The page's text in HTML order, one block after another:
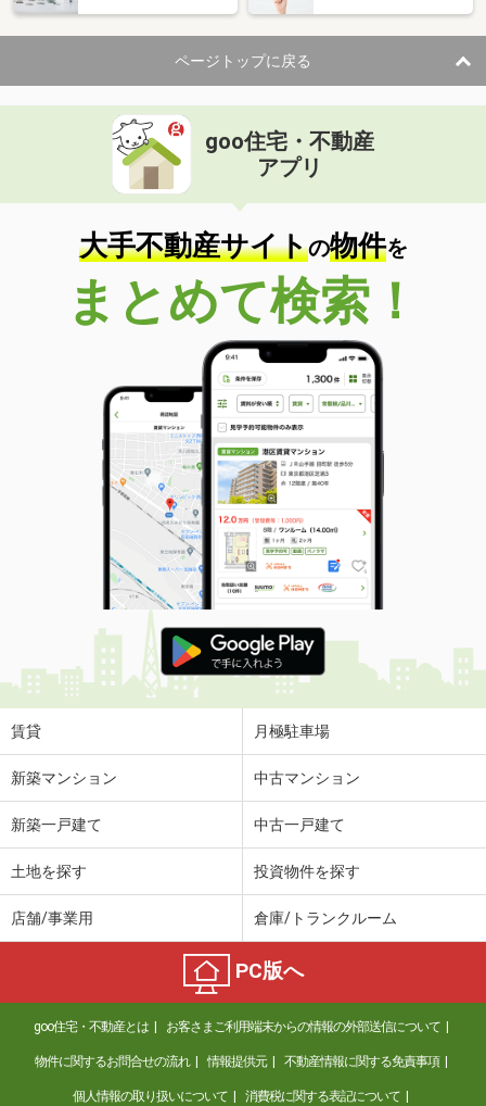
住 所
滋賀県甲賀市甲賀町大原中
専有面積 50.14m²
間取り
1LDK
滋賀県大津市下阪本３
価 格
住 所
滋賀県大津市下阪本３
専有面積 67.23m²
間取り
2LDK
滋賀県甲賀市水口町八光
価 格
6.70万円
滋賀県甲賀市水口町八光
23.18m²
間取り
1K
滋賀県犬上郡豊郷町大字四十九院
価 格
4万円
住 所
滋賀県犬上郡豊郷町大字四十九院
専有面積 23.18m²
間取り
1K
滋賀県大津市別保１丁目
価 格
6万円
住 所
滋賀県大津市別保１丁目
専有面積
滋賀県大津市皇子が丘２丁目
4.40万円
滋賀県大津市仰木の里東１丁目
6.40万円
住 所
滋賀県大津市仰木の里東１丁目
専有面積 52.27m²
間取り
2LDK
滋賀県湖南市菩提寺東２丁目
ページトップに戻る
goo住宅・不動産
アプリ
大手不動産サイトの物件を
まとめて検索！
賃貸 月極駐車場
新築マンション 中古マンション
新築一戸建て 中古一戸建て
土地を探す 投資物件を探す
店舗/事業用 倉庫/トランクルーム
PC版へ
goo住宅・不動産とは お客さまご利用端末からの情報の外部送信について
物件に関するお問合せの流れ 情報提供元 不動産情報に関する免責事項
個人情報の取り扱いについて 消費税に関する表記について